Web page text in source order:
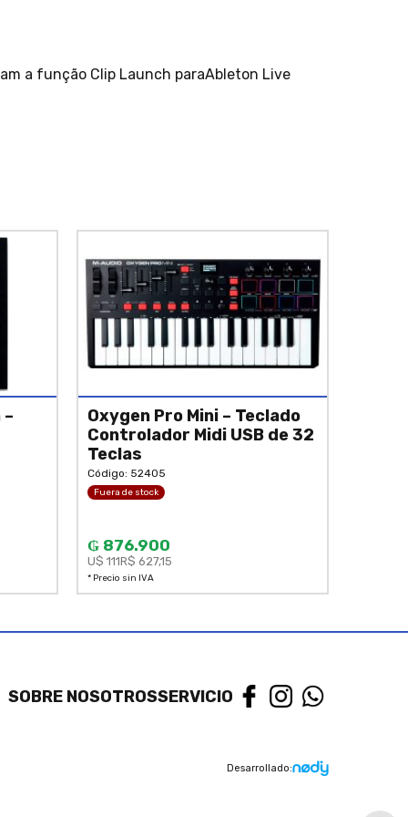
a função Clip Launch paraAbleton Live
Oxygen Pro Mini – Teclado
Controlador Midi USB de 32
Teclas
Código: 52405
Fuera de stock
₲ 876.900
U$ 111R$ 627,15
* Precio sin IVA
SOBRE NOSOTROSSERVICIO
Desarrollado: